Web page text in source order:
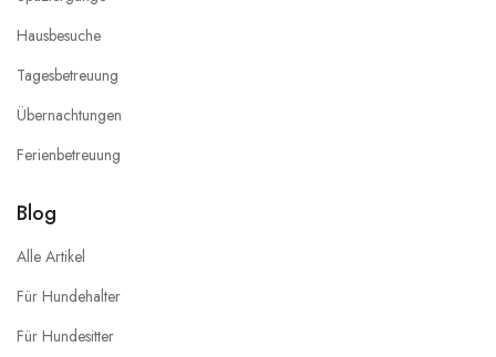
Hausbesuche
Tagesbetreuung
Übernachtungen
Ferienbetreuung
Blog
Alle Artikel
Für Hundehalter
Für Hundesitter